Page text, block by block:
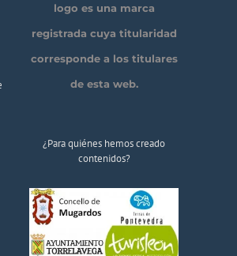
logo es una marca
registrada cuya titularidad
corresponde a los titulares
de esta web.
¿Para quiénes hemos creado
contenidos?